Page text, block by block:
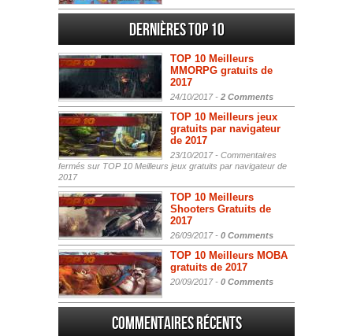
Dernières Top 10
TOP 10 Meilleurs
MMORPG gratuits de
2017
24/10/2017 - 2 Comments
TOP 10 Meilleurs jeux
gratuits par navigateur
de 2017
23/10/2017 - Commentaires
fermés sur TOP 10 Meilleurs jeux gratuits par navigateur de
2017
TOP 10 Meilleurs
Shooters Gratuits de
2017
26/09/2017 - 0 Comments
TOP 10 Meilleurs MOBA
gratuits de 2017
20/09/2017 - 0 Comments
Commentaires récents